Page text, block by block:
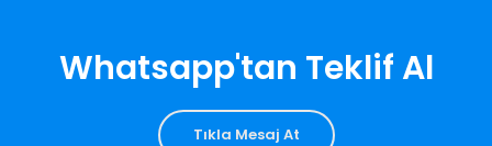
Whatsapp'tan Teklif Al
Tıkla Mesaj At